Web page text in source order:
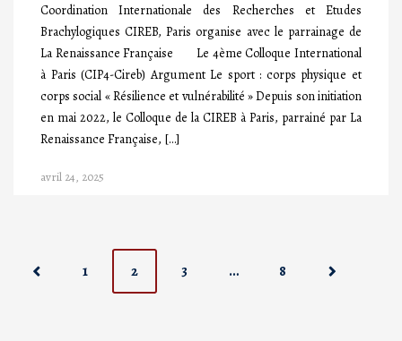
Coordination Internationale des Recherches et Etudes
Brachylogiques CIREB, Paris organise avec le parrainage de
La Renaissance Française Le 4ème Colloque International
à Paris (CIP4-Cireb) Argument Le sport : corps physique et
corps social « Résilience et vulnérabilité » Depuis son initiation
en mai 2022, le Colloque de la CIREB à Paris, parrainé par La
Renaissance Française, […]
avril 24, 2025
P
1 2 3 … 8